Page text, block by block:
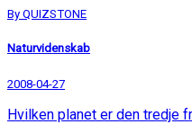
By QUIZSTONE
Naturvidenskab
2008-04-27
Hvilken planet er den tredje